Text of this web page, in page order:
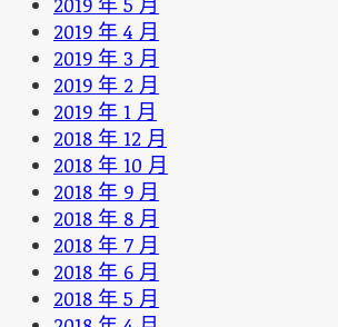
2019 年 4 月
2019 年 3 月
2019 年 2 月
2019 年 1 月
2018 年 12 月
2018 年 10 月
2018 年 9 月
2018 年 8 月
2018 年 7 月
2018 年 6 月
2018 年 5 月